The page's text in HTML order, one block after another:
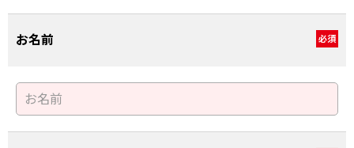
お名前 必須